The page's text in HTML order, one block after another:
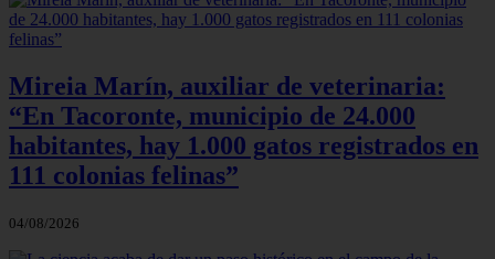
Mireia Marín, auxiliar de veterinaria:
“En Tacoronte, municipio de 24.000
habitantes, hay 1.000 gatos registrados en
111 colonias felinas”
04/08/2026